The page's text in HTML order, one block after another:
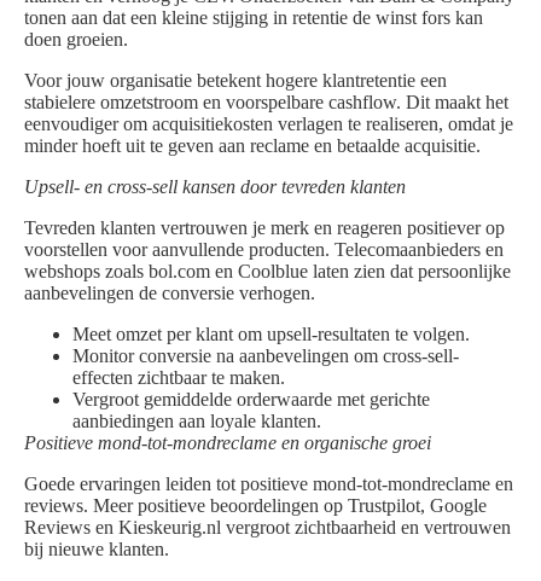
tonen aan dat een kleine stijging in retentie de winst fors kan
doen groeien.
Voor jouw organisatie betekent hogere klantretentie een
stabielere omzetstroom en voorspelbare cashflow. Dit maakt het
eenvoudiger om acquisitiekosten verlagen te realiseren, omdat je
minder hoeft uit te geven aan reclame en betaalde acquisitie.
Upsell- en cross-sell kansen door tevreden klanten
Tevreden klanten vertrouwen je merk en reageren positiever op
voorstellen voor aanvullende producten. Telecomaanbieders en
webshops zoals bol.com en Coolblue laten zien dat persoonlijke
aanbevelingen de conversie verhogen.
Meet omzet per klant om upsell-resultaten te volgen.
Monitor conversie na aanbevelingen om cross-sell-
effecten zichtbaar te maken.
Vergroot gemiddelde orderwaarde met gerichte
aanbiedingen aan loyale klanten.
Positieve mond-tot-mondreclame en organische groei
Goede ervaringen leiden tot positieve mond-tot-mondreclame en
reviews. Meer positieve beoordelingen op Trustpilot, Google
Reviews en Kieskeurig.nl vergroot zichtbaarheid en vertrouwen
bij nieuwe klanten.